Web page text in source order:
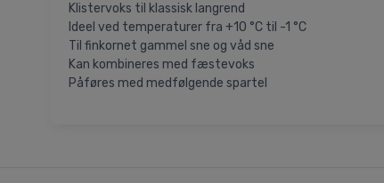
Klistervoks til klassisk langrend
Ideel ved temperaturer fra +10 °C til -1 °C
Til finkornet gammel sne og våd sne
Kan kombineres med fæstevoks
Påføres med medfølgende spartel